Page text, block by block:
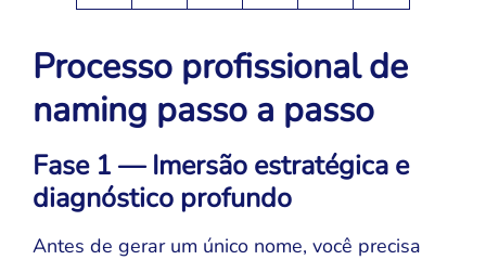
Processo profissional de
naming passo a passo
Fase 1 — Imersão estratégica e
diagnóstico profundo
Antes de gerar um único nome, você precisa